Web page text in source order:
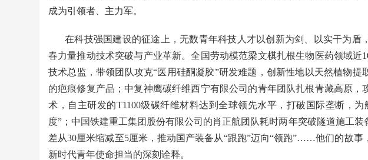
成为引领者、主力军。
在科技强国建设的征途上，无数青年科技人才以创新为剑、以实干为盾
春力量推动技术突破与产业革新。全国劳动模范梁文棋扎根生物医药领域近
技术总监，带领团队攻克“医用硅酮凝胶”研发难题，创新性地以天然植物
的疤痕修复产品；中复神鹰碳纤维西宁有限公司的青年团队扎根青藏高原，
术，自主研发的T1100级碳纤维材料达到全球领先水平，打破国际垄断，
度”；中国铁建重工集团股份有限公司的肖正航团队耗时两年突破隧道施工
差从30厘米缩减至5厘米，推动国产装备从“跟跑”迈向“领跑”……他们的故事
新时代青年使命担当的深刻诠释。